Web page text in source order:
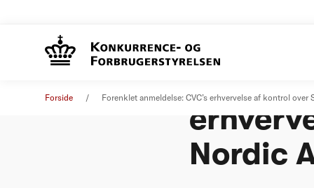
Forside Forenklet anmeldelse: CVC’s erhvervelse af kontrol over
Nordic